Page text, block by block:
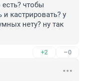
чтобы
кастрировать? у
нету? ну так
+2 –0